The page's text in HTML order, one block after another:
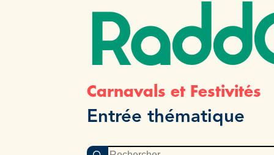
Carnavals et Festivités
Entrée thématique